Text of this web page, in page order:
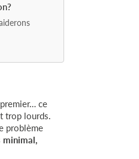
ce
trop lourds.
problème
minimal,